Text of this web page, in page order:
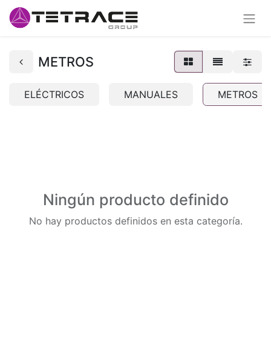
METROS
ELÉCTRICOS MANUALES METROS
Ningún producto definido
No hay productos definidos en esta categoría.